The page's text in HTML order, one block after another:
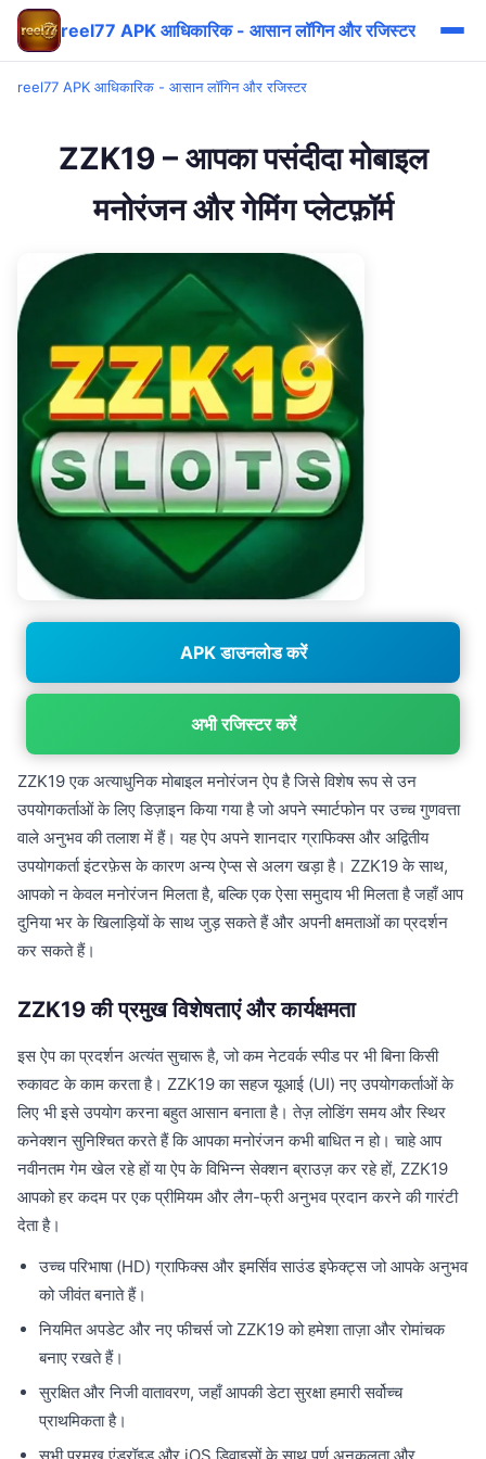
reel77 APK आधिकारिक - आसान लॉगिन और रजिस्टर
reel77 APK आधिकारिक - आसान लॉगिन और रजिस्टर
ZZK19 – आपका पसंदीदा मोबाइल
मनोरंजन और गेमिंग प्लेटफ़ॉर्म
APK डाउनलोड करें
अभी रजिस्टर करें
ZZK19 एक अत्याधुनिक मोबाइल मनोरंजन ऐप है जिसे विशेष रूप से उन
उपयोगकर्ताओं के लिए डिज़ाइन किया गया है जो अपने स्मार्टफोन पर उच्च गुणवत्ता
वाले अनुभव की तलाश में हैं। यह ऐप अपने शानदार ग्राफिक्स और अद्वितीय
उपयोगकर्ता इंटरफ़ेस के कारण अन्य ऐप्स से अलग खड़ा है। ZZK19 के साथ,
आपको न केवल मनोरंजन मिलता है, बल्कि एक ऐसा समुदाय भी मिलता है जहाँ आप
दुनिया भर के खिलाड़ियों के साथ जुड़ सकते हैं और अपनी क्षमताओं का प्रदर्शन
कर सकते हैं।
ZZK19 की प्रमुख विशेषताएं और कार्यक्षमता
इस ऐप का प्रदर्शन अत्यंत सुचारू है, जो कम नेटवर्क स्पीड पर भी बिना किसी
रुकावट के काम करता है। ZZK19 का सहज यूआई (UI) नए उपयोगकर्ताओं के
लिए भी इसे उपयोग करना बहुत आसान बनाता है। तेज़ लोडिंग समय और स्थिर
कनेक्शन सुनिश्चित करते हैं कि आपका मनोरंजन कभी बाधित न हो। चाहे आप
नवीनतम गेम खेल रहे हों या ऐप के विभिन्न सेक्शन ब्राउज़ कर रहे हों, ZZK19
आपको हर कदम पर एक प्रीमियम और लैग-फ्री अनुभव प्रदान करने की गारंटी
देता है।
उच्च परिभाषा (HD) ग्राफिक्स और इमर्सिव साउंड इफेक्ट्स जो आपके अनुभव
को जीवंत बनाते हैं।
नियमित अपडेट और नए फीचर्स जो ZZK19 को हमेशा ताज़ा और रोमांचक
बनाए रखते हैं।
सुरक्षित और निजी वातावरण, जहाँ आपकी डेटा सुरक्षा हमारी सर्वोच्च
प्राथमिकता है।